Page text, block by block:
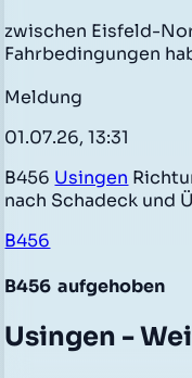
zwischen Eisfeld-
Fahrbedingungen
Meldung
01.07.26, 13:31
B456 Usingen
nach Schadeck und
B456
B456 aufgehoben
Usingen -